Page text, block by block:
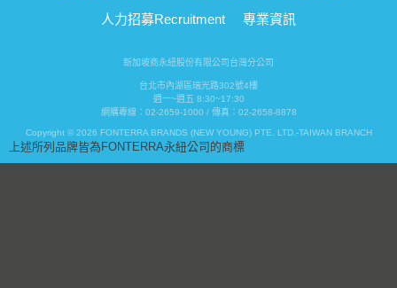
人力招募Recruitment 專業資訊
新加坡商永紐股份有限公司台灣分公司
台北市內湖區瑞光路302號4樓
週一~週五 8:30~17:30
網購專線：02-2659-1000 / 傳真：02-2658-8878
Copyright © 2026 FONTERRA BRANDS (NEW YOUNG) PTE. LTD.-TAIWAN BRANCH
上述所列品牌皆為FONTERRA永紐公司的商標